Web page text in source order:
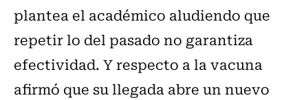
plantea el académico aludiendo que
repetir lo del pasado no garantiza
efectividad. Y respecto a la vacuna
afirmó que su llegada abre un nuevo